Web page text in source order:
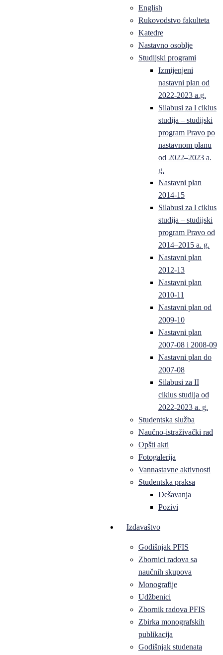
English
Rukovodstvo fakulteta
Katedre
Nastavno osoblje
Studijski programi
Izmijenjeni
nastavni plan od
2022-2023 a.g.
Silabusi za l ciklus
studija – studijski
program Pravo po
nastavnom planu
od 2022–2023 a.
g.
Nastavni plan
2014-15
Silabusi za l ciklus
studija – studijski
program Pravo od
2014–2015 a. g.
Nastavni plan
2012-13
Nastavni plan
2010-11
Nastavni plan od
2009-10
Nastavni plan
2007-08 i 2008-09
Nastavni plan do
2007-08
Silabusi za II
ciklus studija od
2022-2023 a. g.
Studentska služba
Naučno-istraživački rad
Opšti akti
Fotogalerija
Vannastavne aktivnosti
Studentska praksa
Dešavanja
Pozivi
Izdavaštvo
Godišnjak PFIS
Zbornici radova sa
naučnih skupova
Monografije
Udžbenici
Zbornik radova PFIS
Zbirka monografskih
publikacija
Godišnjak studenata